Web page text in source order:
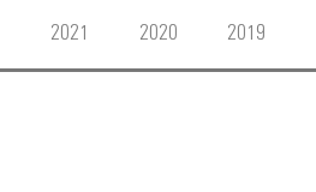
2021 2020 2019